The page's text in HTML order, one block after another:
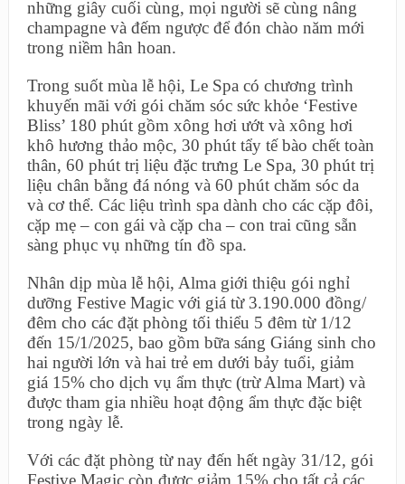
những giây cuối cùng, mọi người sẽ cùng nâng
champagne và đếm ngược để đón chào năm mới
trong niềm hân hoan.
Trong suốt mùa lễ hội, Le Spa có chương trình
khuyến mãi với gói chăm sóc sức khỏe ‘Festive
Bliss’ 180 phút gồm xông hơi ướt và xông hơi
khô hương thảo mộc, 30 phút tẩy tế bào chết toàn
thân, 60 phút trị liệu đặc trưng Le Spa, 30 phút trị
liệu chân bằng đá nóng và 60 phút chăm sóc da
và cơ thể. Các liệu trình spa dành cho các cặp đôi,
cặp mẹ – con gái và cặp cha – con trai cũng sẵn
sàng phục vụ những tín đồ spa.
Nhân dịp mùa lễ hội, Alma giới thiệu gói nghỉ
dưỡng Festive Magic với giá từ 3.190.000 đồng/
đêm cho các đặt phòng tối thiểu 5 đêm từ 1/12
đến 15/1/2025, bao gồm bữa sáng Giáng sinh cho
hai người lớn và hai trẻ em dưới bảy tuổi, giảm
giá 15% cho dịch vụ ẩm thực (trừ Alma Mart) và
được tham gia nhiều hoạt động ẩm thực đặc biệt
trong ngày lễ.
Với các đặt phòng từ nay đến hết ngày 31/12, gói
Festive Magic còn được giảm 15% cho tất cả các